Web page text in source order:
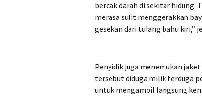
bercak darah di sekitar hidung.
merasa sulit menggerakkan
gesekan dari tulang bahu kiri,”
Penyidik juga menemukan
tersebut diduga milik terduga
untuk mengambil langsung